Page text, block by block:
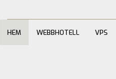
HEM WEBBHOTELL VPS